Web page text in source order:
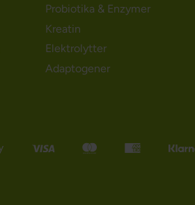
Probiotika & Enzymer
Kreatin
Elektrolytter
Adaptogener